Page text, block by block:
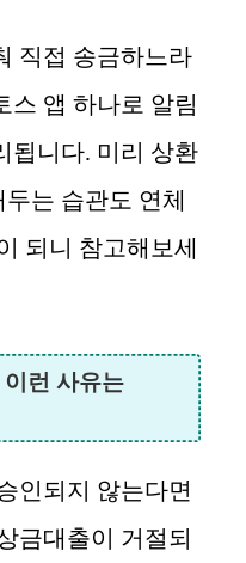
직접 송금하느라
스 앱 하나로 알림
됩니다. 미리 상환
는 습관도 연체
되니 참고해보세
런 사유는
인되지 않는다면
금대출이 거절되